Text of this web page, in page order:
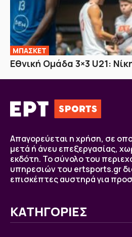
ΜΠΑΣΚΕΤ
Εθνική Ομάδα 3×3 U21:
Απαγορεύεται η χρήση, σε
μετά ή άνευ επεξεργασίας,
εκδότη. Το σύνολο του
υπηρεσιών του ertsports.gr
επισκέπτες αυστηρά για
ΚΑΤΗΓΟΡΙΕΣ